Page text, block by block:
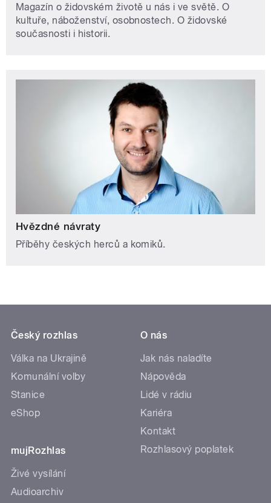
Magazín o židovském životě u nás i ve světě. O
kultuře, náboženství, osobnostech. O židovské
současnosti i historii.
Hvězdné návraty
Příběhy českých herců a komiků.
Český rozhlas
Válka na Ukrajině
Komunální volby
Stanice
eShop
mujRozhlas
Živé vysílání
Audioarchiv
O nás
Jak nás naladíte
Nápověda
Lidé v rádiu
Kariéra
Kontakt
Rozhlasový poplatek